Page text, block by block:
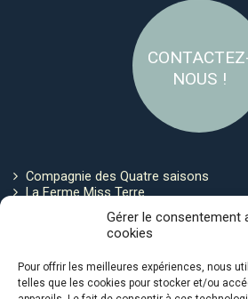
Gérer le consentement
cookies
Pour offrir les meilleures expériences, nous
telles que les cookies pour stocker et/ou
NOUS !
Compagnie des Quatre saisons
La Ferme Miss Terre
Politique de cookies